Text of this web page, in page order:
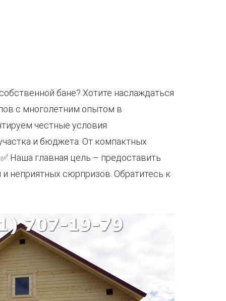
бане? Хотите наслаждаться
с многолетним опытом в
честные условия
и бюджета. От компактных
Наша главная цель – предоставить
неприятных сюрпризов. Обратитесь к